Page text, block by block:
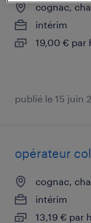
cognac,
intérim
19,00 € par
publié le 15 juin
opérateur
cognac,
intérim
13,19 € par